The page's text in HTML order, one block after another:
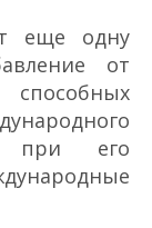
еще одну
от
при его